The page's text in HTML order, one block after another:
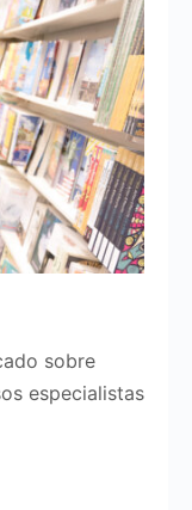
sobre
especialistas